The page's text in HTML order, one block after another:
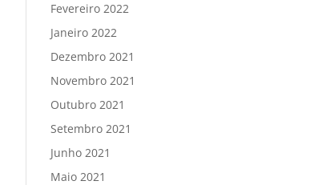
Fevereiro 2022
Janeiro 2022
Dezembro 2021
Novembro 2021
Outubro 2021
Setembro 2021
Junho 2021
Maio 2021